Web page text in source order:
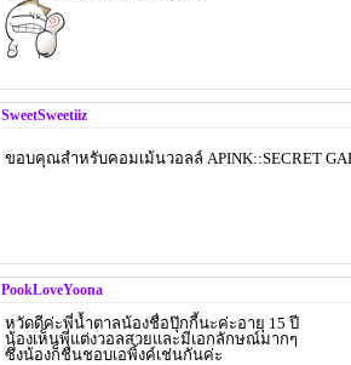
SweetSweetiiz
ขอบคุณสำหรับคอมเม้นวอลล์ APINK::SECRET
PookLoveYoona
หวัดดีค่ะพี่น้ำตาลน้องชื่อปุ๊กกี้นะค่ะอายุ 15 ปี
น้องเห็นพี่แต่งวอลสวยและมีเอกลักษณ์มากๆ
ซึ่งน้องก็ชื่นชอบเอพิ้งค์เช่นกันค่ะ